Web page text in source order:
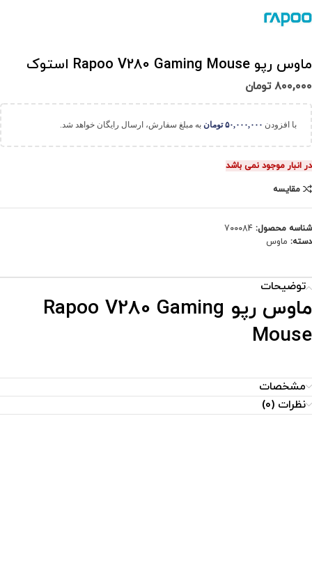
ماوس رپو Rapoo V280 Gaming Mouse استوک
۸۰۰,۰۰۰ تومان
با افزودن ۵۰,۰۰۰,۰۰۰ تومان به مبلغ سفارش، ارسال رایگان خواهد شد.
در انبار موجود نمی باشد
مقایسه
شناسه محصول: 700084
دسته: ماوس
توضیحات
ماوس رپو Rapoo V280 Gaming
Mouse
مشخصات
نظرات (0)